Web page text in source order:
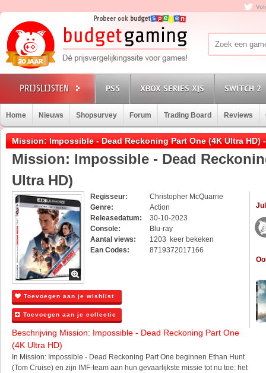
PS5 XBOX SERIES X|S SWITCH 2
Home Nieuws Shopsurvey Forum Trading Board Reviews
Mission: Impossible - Dead Reckoning Part One (4K Ultra HD)
Mission: Impossible - Dead
Ultra HD)
Regisseur:
Christopher McQuarrie
Genre:
Action
Releasedatum:
30-10-2023
Console:
Blu-ray
Aantal views:
1203 keer bekeken
Ean Codes:
8719372017166
Toevoegen aan je wishlist
Toevoegen aan je collectie
Beschrijving Mission: Impossible - Dead Reckoning Part One
(4K Ultra HD)
In Mission: Impossible - Dead Reckoning Part One beginnen Ethan Hunt
(Tom Cruise) en zijn IMF-team aan hun gevaarlijkste missie tot nu toe: het